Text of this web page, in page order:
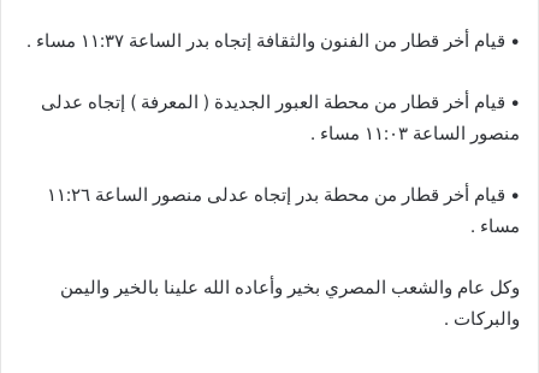
• قيام أخر قطار من الفنون والثقافة إتجاه بدر الساعة ١١:٣٧ مساء .
• قيام أخر قطار من محطة العبور الجديدة ( المعرفة ) إتجاه عدلى
منصور الساعة ١١:٠٣ مساء .
• قيام أخر قطار من محطة بدر إتجاه عدلى منصور الساعة ١١:٢٦
مساء .
وكل عام والشعب المصري بخير وأعاده الله علينا بالخير واليمن
والبركات .